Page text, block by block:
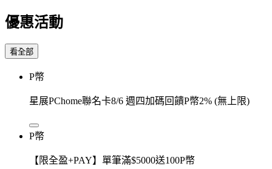
優惠活動
看全部
P幣
星展PChome聯名卡8/6 週四加碼回饋P幣2% (無上限)
P幣
【限全盈+PAY】單筆滿$5000送100P幣